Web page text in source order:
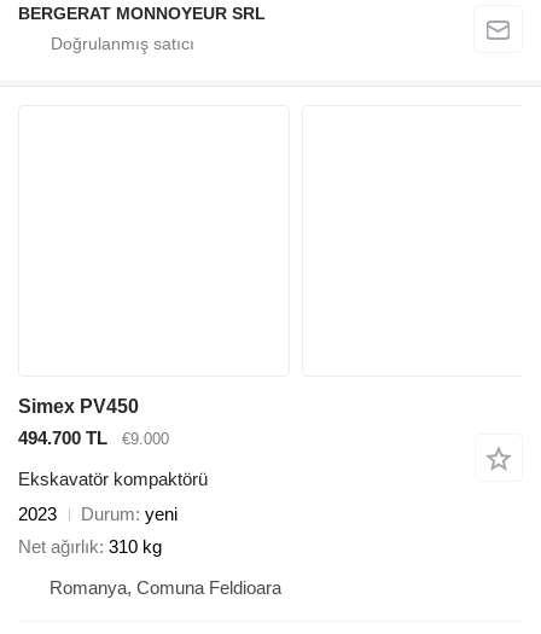
BERGERAT MONNOYEUR SRL
Simex PV450
494.700 TL
€9.000
Ekskavatör kompaktörü
2023
Durum yeni
Net ağırlık 310 kg
Romanya, Comuna Feldioara